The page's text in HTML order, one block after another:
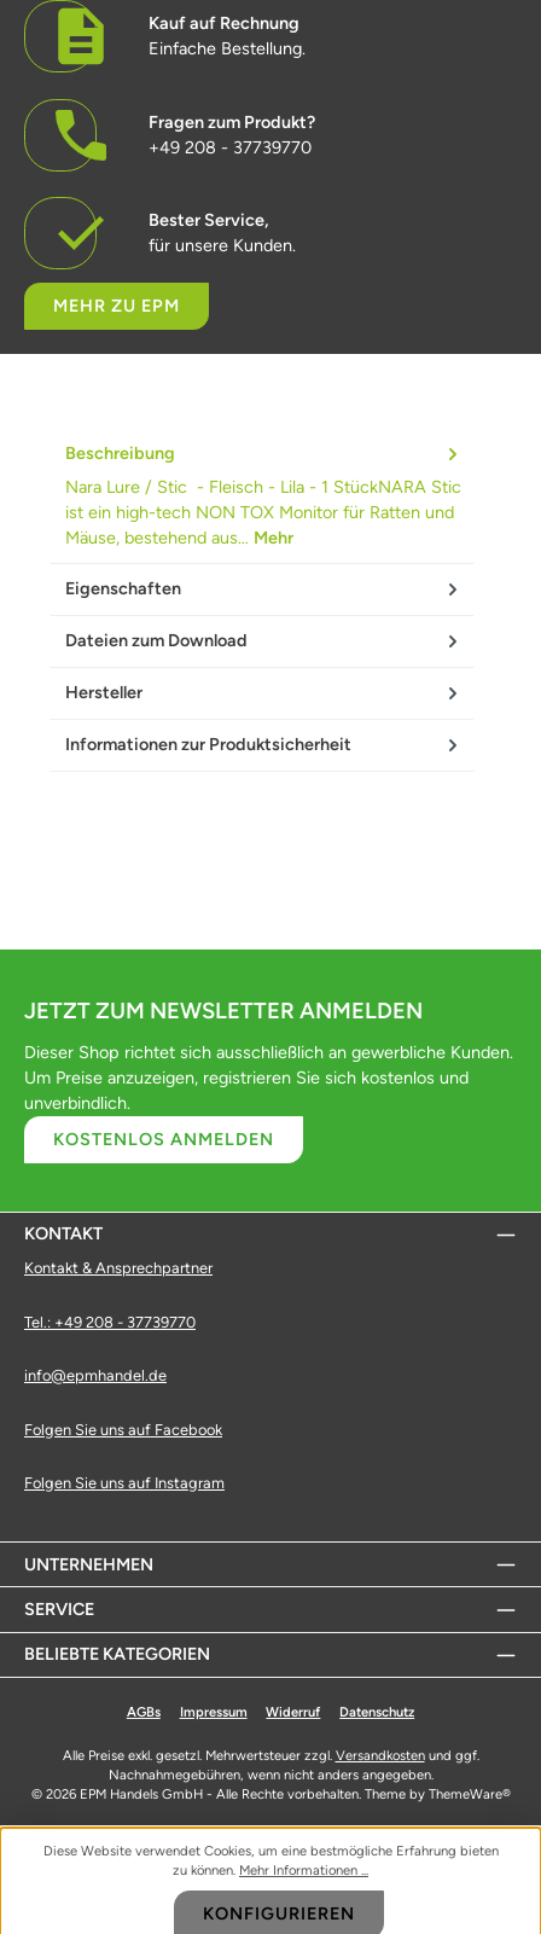
Kauf auf Rechnung
Einfache Bestellung.
Fragen zum Produkt?
+49 208 - 37739770
Bester Service,
für unsere Kunden.
MEHR ZU EPM
Beschreibung
Nara Lure / Stic - Fleisch - Lila - 1 StückNARA Stic
ist ein high-tech NON TOX Monitor für Ratten und
Mäuse, bestehend aus… Mehr
Eigenschaften
Dateien zum Download
Hersteller
Informationen zur Produktsicherheit
JETZT ZUM NEWSLETTER ANMELDEN
Dieser Shop richtet sich ausschließlich an gewerbliche Kunden.
Um Preise anzuzeigen, registrieren Sie sich kostenlos und
unverbindlich.
KOSTENLOS ANMELDEN
KONTAKT
Kontakt & Ansprechpartner
Tel.: +49 208 - 37739770
info@epmhandel.de
Folgen Sie uns auf Facebook
Folgen Sie uns auf Instagram
UNTERNEHMEN
SERVICE
BELIEBTE KATEGORIEN
AGBs Impressum Widerruf Datenschutz
Alle Preise exkl. gesetzl. Mehrwertsteuer zzgl. Versandkostenund ggf.
Nachnahmegebühren, wenn nicht anders angegeben.
© 2026 EPM Handels GmbH - Alle Rechte vorbehalten. Theme by ThemeWare®
Diese Website verwendet Cookies, um eine bestmögliche Erfahrung bieten
zu können. Mehr Informationen ...
KONFIGURIEREN